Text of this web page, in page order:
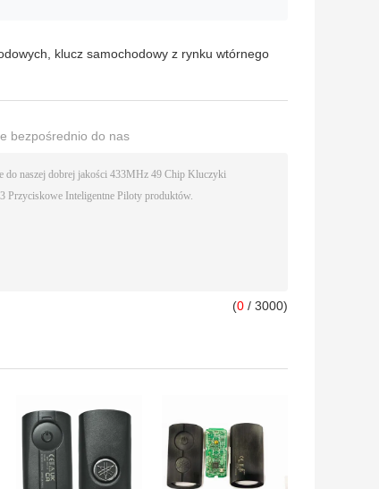
klucz samochodowy z rynku wtórnego
bezpośrednio do nas
(0 / 3000)